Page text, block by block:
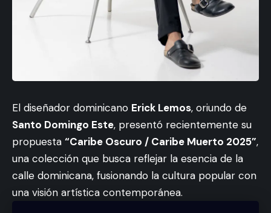
El diseñador dominicano Erick Lemos, oriundo de
Santo Domingo Este, presentó recientemente su
propuesta “Caribe Oscuro / Caribe Muerto 2025”,
una colección que busca reflejar la esencia de la
calle dominicana, fusionando la cultura popular con
una visión artística contemporánea.